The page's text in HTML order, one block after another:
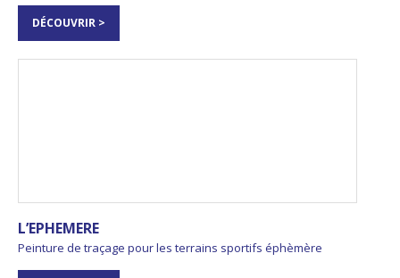
DÉCOUVRIR >
L’EPHEMERE
Peinture de traçage pour les terrains sportifs éphèmère